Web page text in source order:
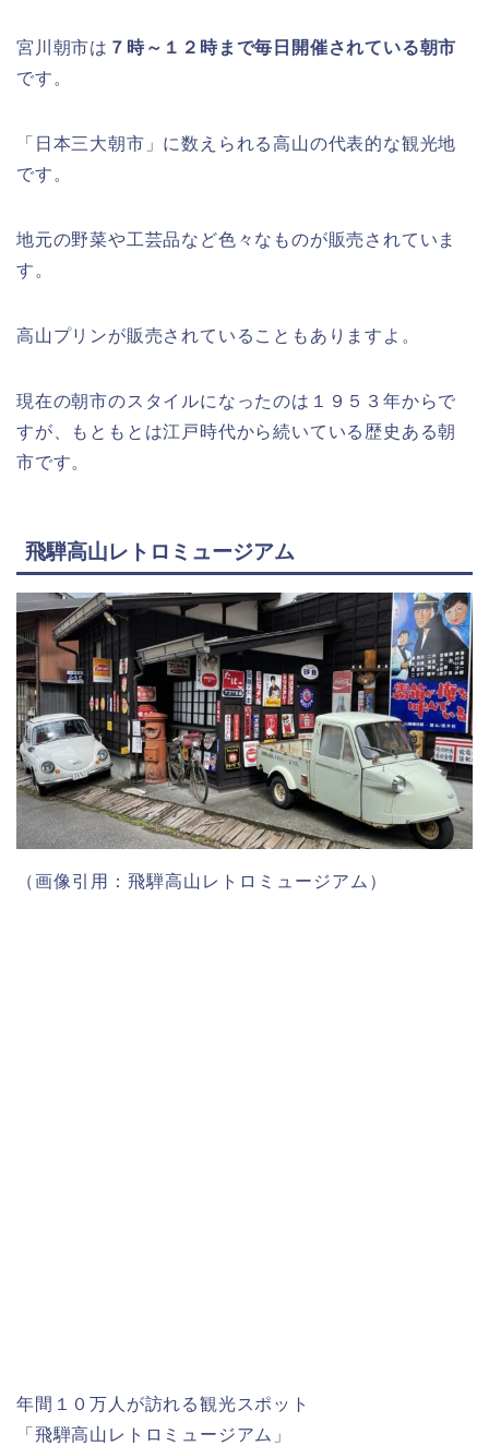
宮川朝市は ７時～１２時まで毎日開催されている朝市
です。
「日本三大朝市」に数えられる高山の代表的な観光地
です。
地元の野菜や工芸品など色々なものが販売されていま
す。
高山プリンが販売されていることもありますよ。
現在の朝市のスタイルになったのは１９５３年からで
すが、もともとは江戸時代から続いている歴史ある朝
市です。
飛騨高山レトロミュージアム
（画像引用：飛騨高山レトロミュージアム）
年間１０万人が訪れる観光スポット
「飛騨高山レトロミュージアム」